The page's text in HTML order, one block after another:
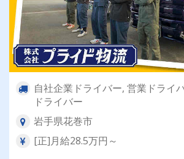
自社企業ドライバー, 営業ドライ
ドライバー
岩手県花巻市
[正]月給28.5万円～